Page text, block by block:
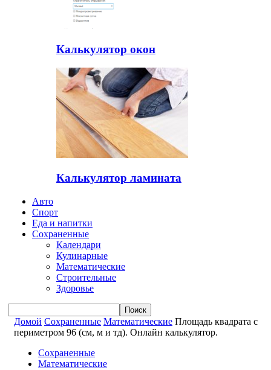
Калькулятор окон
Калькулятор ламината
Авто
Спорт
Еда и напитки
Сохраненные
Календари
Кулинарные
Математические
Строительные
Здоровье
Домой Сохраненные Математические Площадь квадрата с
периметром 96 (см, м и тд). Онлайн калькулятор.
Сохраненные
Математические